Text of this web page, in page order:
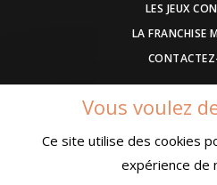
LES JEUX
LA FRANCHISE
DEVENEZ
COMMUNIQUEZ
CONDITIONS
Vous voulez
Ce site utilise des cookies
expérience de